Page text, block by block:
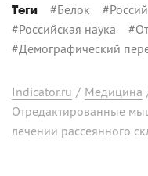
Теги #Белок #
#Российская наука #
#Демографический
Indicator.ru / Медицина
Отредактированные
лечении рассеянного